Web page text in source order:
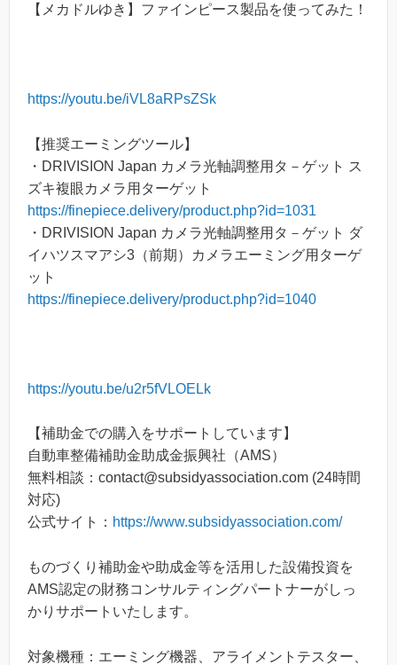
【メカドルゆき】ファインピース製品を使ってみた！
https://youtu.be/iVL8aRPsZSk
【推奨エーミングツール】
・DRIVISION Japan カメラ光軸調整用タ－ゲット ス
ズキ複眼カメラ用ターゲット
https://finepiece.delivery/product.php?id=1031
・DRIVISION Japan カメラ光軸調整用タ－ゲット ダ
イハツスマアシ3（前期）カメラエーミング用ターゲ
ット
https://finepiece.delivery/product.php?id=1040
https://youtu.be/u2r5fVLOELk
【補助金での購入をサポートしています】
自動車整備補助金助成金振興社（AMS）
無料相談：contact@subsidyassociation.com (24時間
対応)
公式サイト： https://www.subsidyassociation.com/
ものづくり補助金や助成金等を活用した設備投資を
AMS認定の財務コンサルティングパートナーがしっ
かりサポートいたします。
対象機種：エーミング機器、アライメントテスター、